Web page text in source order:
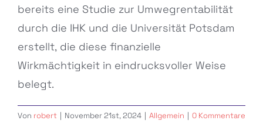
bereits eine Studie zur Umwegrentabilität
durch die IHK und die Universität Potsdam
erstellt, die diese finanzielle
Wirkmächtigkeit in eindrucksvoller Weise
belegt.
Von robert | November 21st, 2024 | Allgemein | 0 Kommentare